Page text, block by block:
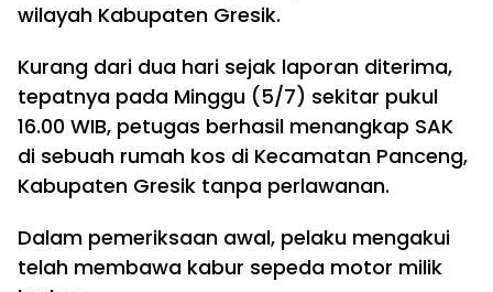
wilayah Kabupaten Gresik.
Kurang dari dua hari sejak laporan diterima,
tepatnya pada Minggu (5/7) sekitar pukul
16.00 WIB, petugas berhasil menangkap SAK
di sebuah rumah kos di Kecamatan Panceng,
Kabupaten Gresik tanpa perlawanan.
Dalam pemeriksaan awal, pelaku mengakui
telah membawa kabur sepeda motor milik